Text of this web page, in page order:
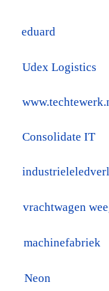
eduard
Udex Logistics
Consolidate IT
vrachtwagen
machinefabriek
Neon